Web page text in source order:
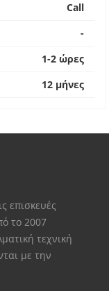
Call
-
1-2 ώρες
12 μήνες
επισκευές
το 2007
τεχνική
με την